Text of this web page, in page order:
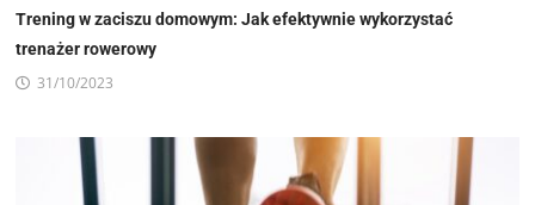
Trening w zaciszu domowym: Jak efektywnie wykorzystać
trenażer rowerowy
31/10/2023